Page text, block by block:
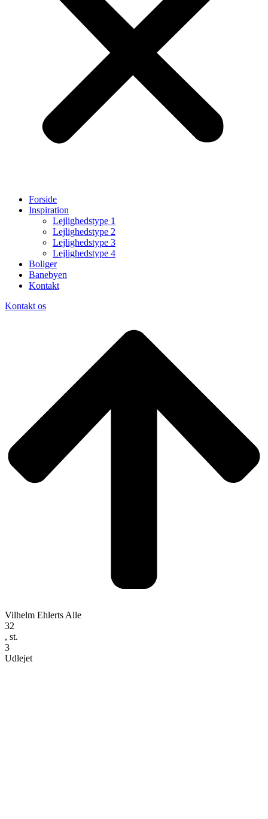
Forside
Inspiration
Lejlighedstype 1
Lejlighedstype 2
Lejlighedstype 3
Lejlighedstype 4
Boliger
Banebyen
Kontakt
Kontakt os
Vilhelm Ehlerts Alle
32
, st.
3
Udlejet